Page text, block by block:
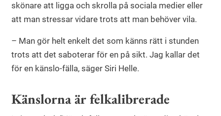
skönare att ligga och skrolla på sociala medier eller
att man stressar vidare trots att man behöver vila.
– Man gör helt enkelt det som känns rätt i stunden
trots att det saboterar för en på sikt. Jag kallar det
för en känslo-fälla, säger Siri Helle.
Känslorna är felkalibrerade